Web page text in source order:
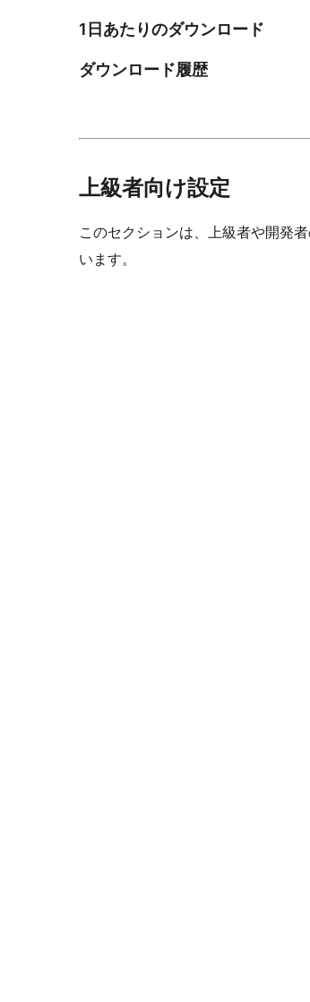
1日あたりのダウンロード
ダウンロード履歴
上級者向け設定
このセクションは、上級者や開発
います。